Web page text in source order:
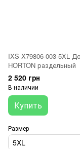
IXS X79806-003-5XL
HORTON раздельный
2 520 грн
В наличии
Купить
Размер
5XL